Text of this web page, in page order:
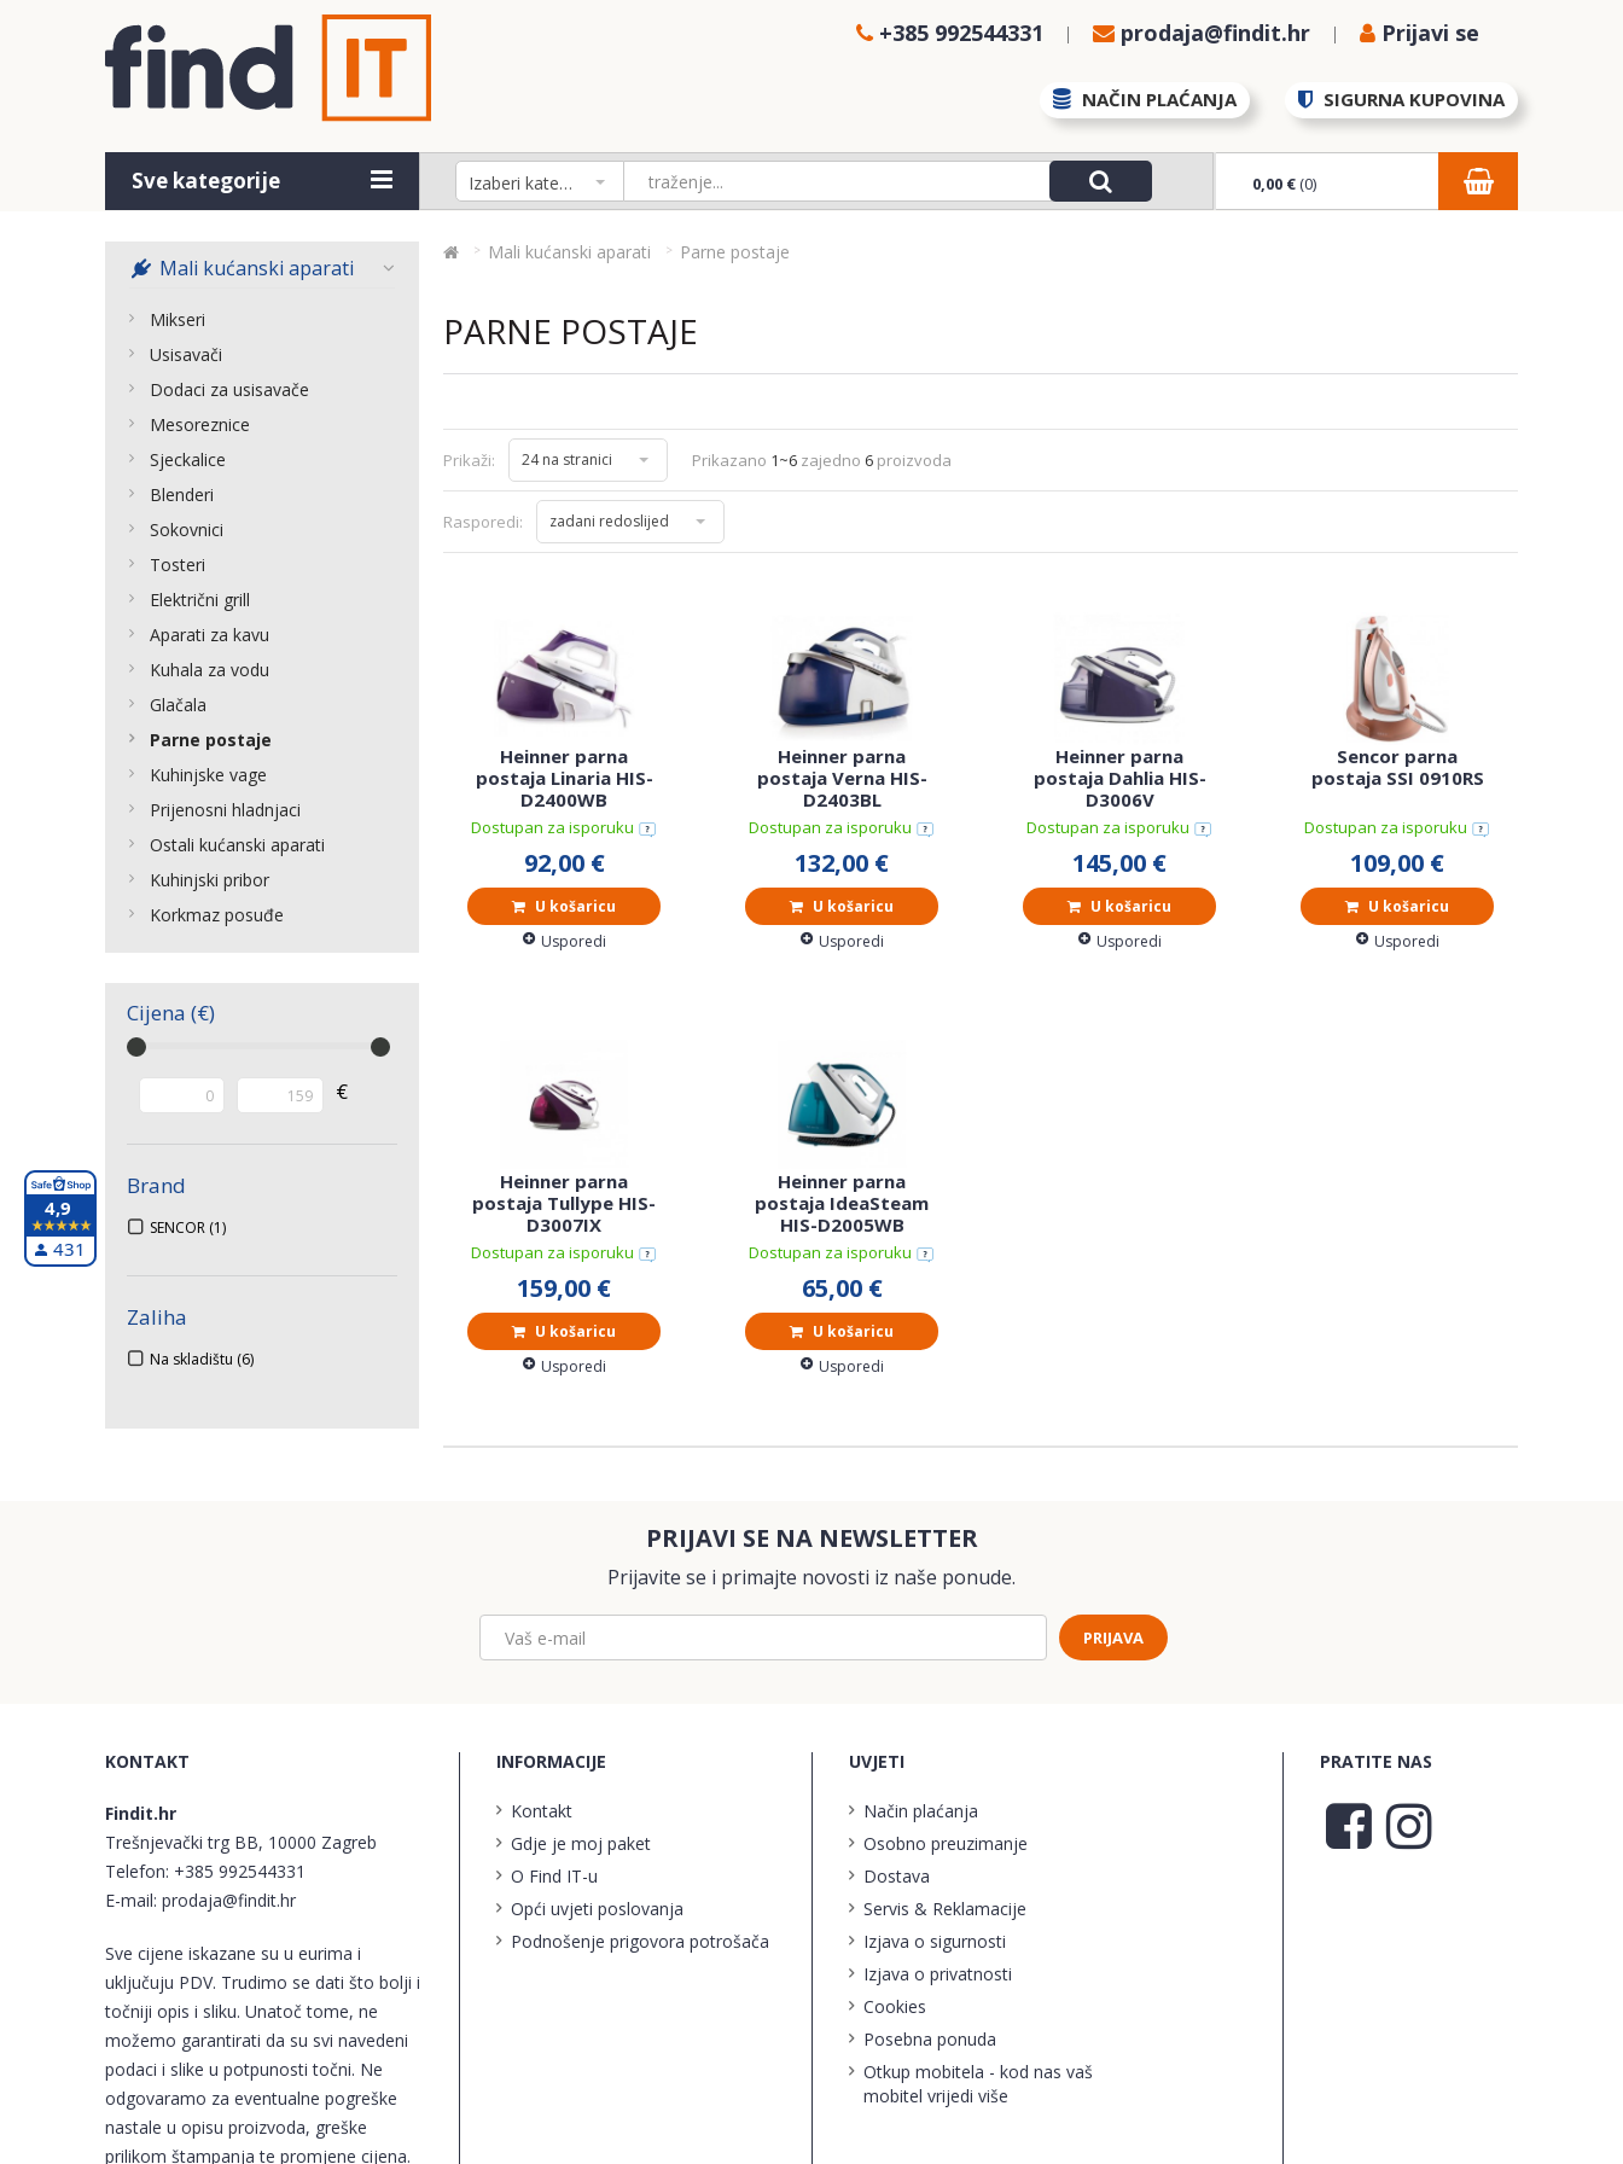
+385 992544331 prodaja@findit.hr Prijavi se
NAČIN PLAĆANJA SIGURNA KUPOVINA
Sve kategorije Izaberi kategoriju 0,00 €(0)
Mali kućanski aparati
Mikseri
Usisavači
Dodaci za usisavače
Mesoreznice
Sjeckalice
Blenderi
Sokovnici
Tosteri
Električni grill
Aparati za kavu
Kuhala za vodu
Glačala
Parne postaje
Kuhinjske vage
Prijenosni hladnjaci
Ostali kućanski aparati
Kuhinjski pribor
Korkmaz posuđe
Cijena (€)
€
Brand
SENCOR (1)
Zaliha
Na skladištu (6)
Mali kućanski aparati Parne postaje
PARNE POSTAJE
Prikaži: 24 na stranici Prikazano 1~6 zajedno 6 proizvoda
Rasporedi: zadani redoslijed
Heinner parna
postaja Linaria HIS-
D2400WB
Dostupan za isporuku
92,00 €
U košaricu
Usporedi
Heinner parna
postaja Verna HIS-
D2403BL
Dostupan za isporuku
132,00 €
U košaricu
Usporedi
Heinner parna
postaja Dahlia HIS-
D3006V
Dostupan za isporuku
145,00 €
U košaricu
Usporedi
Sencor parna
postaja SSI 0910RS
Dostupan za isporuku
109,00 €
U košaricu
Usporedi
Heinner parna
postaja Tullype HIS-
D3007IX
Dostupan za isporuku
159,00 €
U košaricu
Usporedi
Heinner parna
postaja IdeaSteam
HIS-D2005WB
Dostupan za isporuku
65,00 €
U košaricu
Usporedi
PRIJAVI SE NA NEWSLETTER
Prijavite se i primajte novosti iz naše ponude.
PRIJAVA
KONTAKT
Findit.hr
Trešnjevački trg BB, 10000 Zagreb
Telefon: +385 992544331
E-mail: prodaja@findit.hr
Sve cijene iskazane su u eurima i
uključuju PDV. Trudimo se dati što bolji i
točniji opis i sliku. Unatoč tome, ne
možemo garantirati da su svi navedeni
podaci i slike u potpunosti točni. Ne
odgovaramo za eventualne pogreške
nastale u opisu proizvoda, greške
prilikom štampanja te promjene cijena.
INFORMACIJE
Kontakt
Gdje je moj paket
O Find IT-u
Opći uvjeti poslovanja
Podnošenje prigovora potrošača
UVJETI
Način plaćanja
Osobno preuzimanje
Dostava
Servis & Reklamacije
Izjava o sigurnosti
Izjava o privatnosti
Cookies
Posebna ponuda
Otkup mobitela - kod nas vaš
mobitel vrijedi više
PRATITE NAS
4,9
431